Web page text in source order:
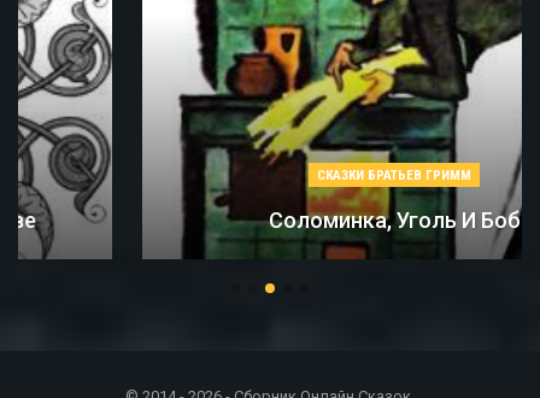
СКАЗКИ БРАТЬЕВ ГРИММ
Соломинка, Уголь И Боб